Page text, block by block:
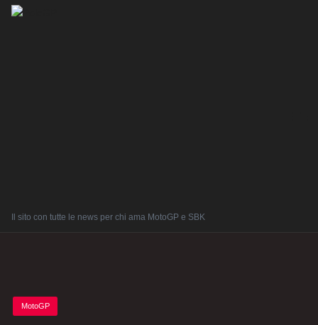
Il sito con tutte le news per chi ama MotoGP e SBK
Posted
in
MotoGP